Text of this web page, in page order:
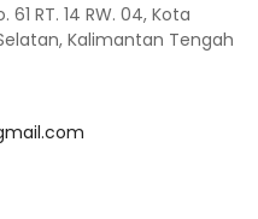
61 RT. 14 RW. 04, Kota
Kalimantan Tengah